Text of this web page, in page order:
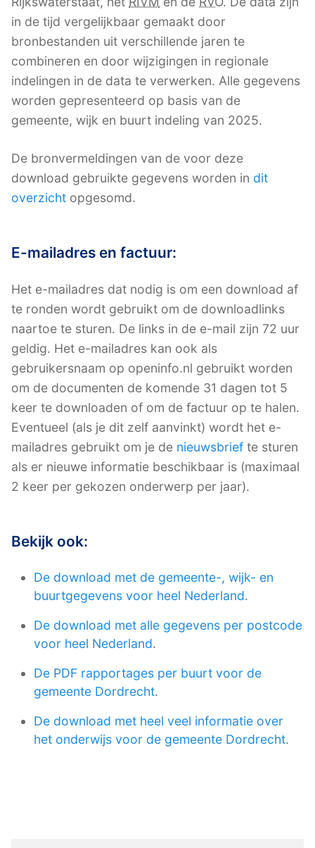
in de tijd vergelijkbaar gemaakt door
bronbestanden uit verschillende jaren te
combineren en door wijzigingen in regionale
indelingen in de data te verwerken. Alle gegevens
worden gepresenteerd op basis van de
gemeente, wijk en buurt indeling van 2025.
De bronvermeldingen van de voor deze
download gebruikte gegevens worden in dit
overzicht opgesomd.
E-mailadres en factuur:
Het e-mailadres dat nodig is om een download af
te ronden wordt gebruikt om de downloadlinks
naartoe te sturen. De links in de e-mail zijn 72 uur
geldig. Het e-mailadres kan ook als
gebruikersnaam op openinfo.nl gebruikt worden
om de documenten de komende 31 dagen tot 5
keer te downloaden of om de factuur op te halen.
Eventueel (als je dit zelf aanvinkt) wordt het e-
mailadres gebruikt om je de nieuwsbrief te sturen
als er nieuwe informatie beschikbaar is (maximaal
2 keer per gekozen onderwerp per jaar).
Bekijk ook:
De download met de gemeente-, wijk- en
buurtgegevens voor heel Nederland.
De download met alle gegevens per postcode
voor heel Nederland.
De PDF rapportages per buurt voor de
gemeente Dordrecht.
De download met heel veel informatie over
het onderwijs voor de gemeente Dordrecht.